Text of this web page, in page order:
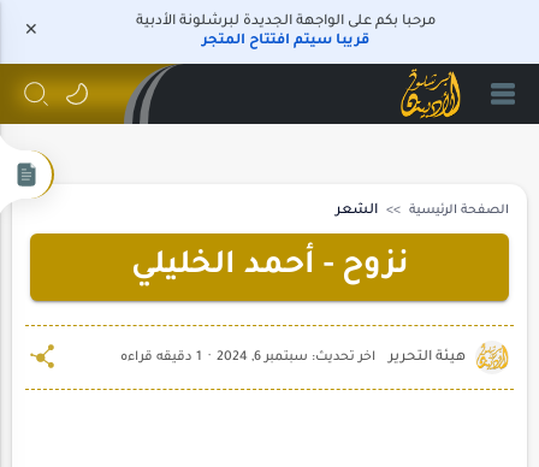
مرحبا بكم على الواجهة الجديدة لبرشلونة الأدبية
قريبا سيتم افتتاح المتجر
الصفحة الرئيسية الشعر
نزوح - أحمد الخليلي
1 دقيقه قراءه